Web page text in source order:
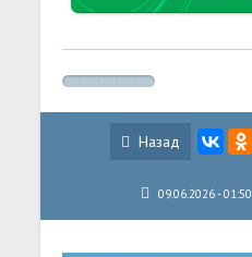
Назад
09.06.2026 - 01:50